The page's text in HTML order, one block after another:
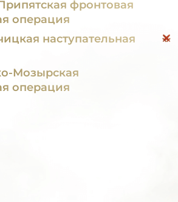
фронтовая
операция
наступательная
Мозырская
операция